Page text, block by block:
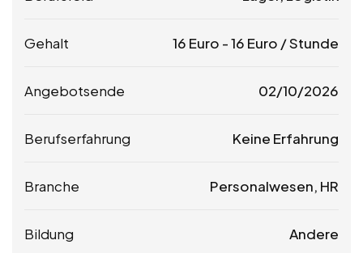
Gehalt 16 Euro -16 Euro / Stunde
Angebotsende 02/10/2026
Berufserfahrung Keine Erfahrung
Branche Personalwesen, HR
Bildung Andere